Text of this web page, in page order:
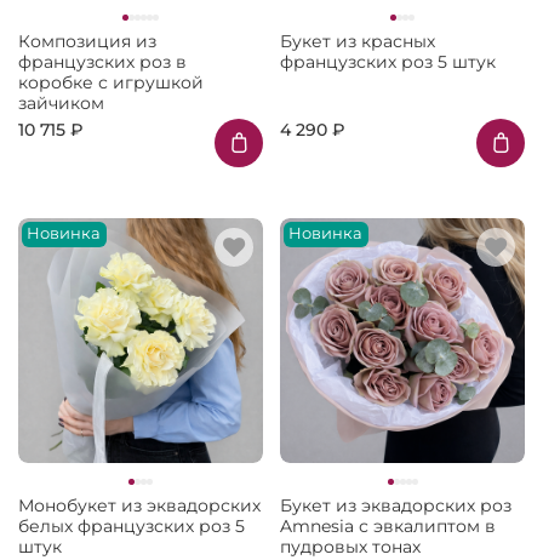
Композиция из
французских роз в
коробке с игрушкой
зайчиком
10 715 ₽
Букет из красных
французских роз 5 штук
4 290 ₽
Новинка
Монобукет из эквадорских
белых французских роз 5
штук
Новинка
Букет из эквадорских роз
Amnesia с эвкалиптом в
пудровых тонах